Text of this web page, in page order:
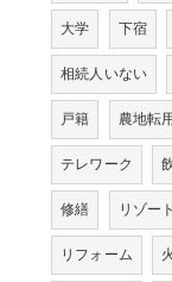
大学
下宿
相続人いない
戸籍
農地転
テレワーク
修繕
リゾー
リフォーム